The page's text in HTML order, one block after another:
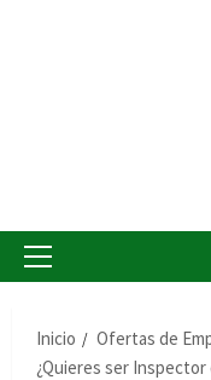
Menú
Inicio
Ofertas de
¿Quieres ser Inspector